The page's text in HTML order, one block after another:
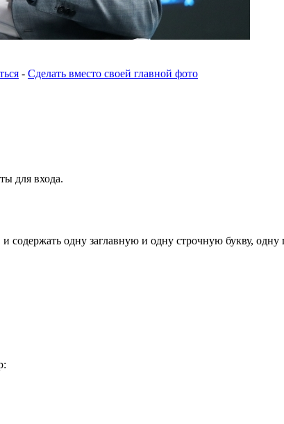
- Сделать вместо своей главной фото
для входа.
содержать одну заглавную и одну строчную букву,